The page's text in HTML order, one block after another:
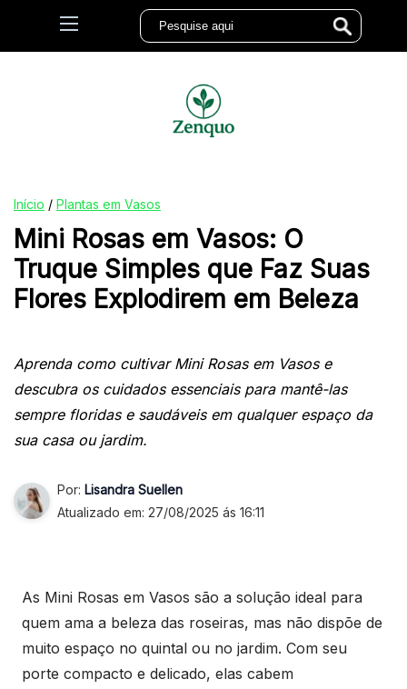
Início / Plantas em Vasos
Mini Rosas em Vasos: O
Truque Simples que Faz Suas
Flores Explodirem em Beleza
Aprenda como cultivar Mini Rosas em Vasos e
descubra os cuidados essenciais para mantê-las
sempre floridas e saudáveis em qualquer espaço da
sua casa ou jardim.
Por: Lisandra Suellen
Atualizado em: 27/08/2025 ás 16:11
As Mini Rosas em Vasos são a solução ideal para
quem ama a beleza das roseiras, mas não dispõe de
muito espaço no quintal ou no jardim. Com seu
porte compacto e delicado, elas cabem